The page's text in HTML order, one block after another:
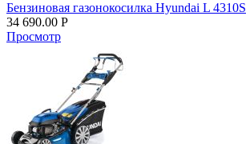
Бензиновая газонокосилка Hyundai L 4310S
34 690.00 Р
Просмотр